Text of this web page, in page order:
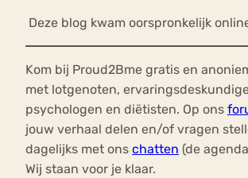
Deze blog kwam oorspronkelijk
Kom bij Proud2Bme gratis en
met lotgenoten,
psychologen en diëtisten. Op ons
jouw verhaal delen en/of vragen
dagelijks met ons chatten (de
Wij staan voor je klaar.